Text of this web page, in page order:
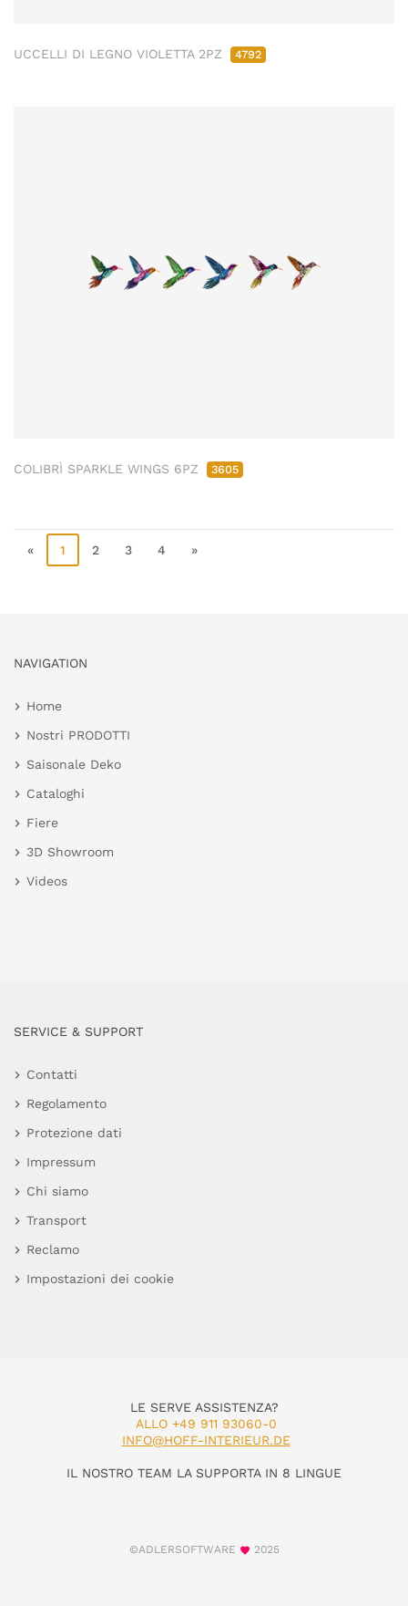
UCCELLI DI LEGNO VIOLETTA 2PZ 4792
COLIBRÌ SPARKLE WINGS 6PZ 3605
« 1 2 3 4 »
NAVIGATION
Home
Nostri PRODOTTI
Saisonale Deko
Cataloghi
Fiere
3D Showroom
Videos
SERVICE & SUPPORT
Contatti
Regolamento
Protezione dati
Impressum
Chi siamo
Transport
Reclamo
Impostazioni dei cookie
LE SERVE ASSISTENZA?
ALLO +49 911 93060-0
INFO@HOFF-INTERIEUR.DE
IL NOSTRO TEAM LA SUPPORTA IN 8 LINGUE
©ADLERSOFTWARE 2025